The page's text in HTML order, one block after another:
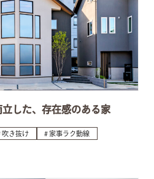
した、存在感のある家
吹き抜け
家事ラク動線